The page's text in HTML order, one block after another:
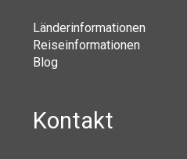
Länderinformationen
Reiseinformationen
Blog
Kontakt